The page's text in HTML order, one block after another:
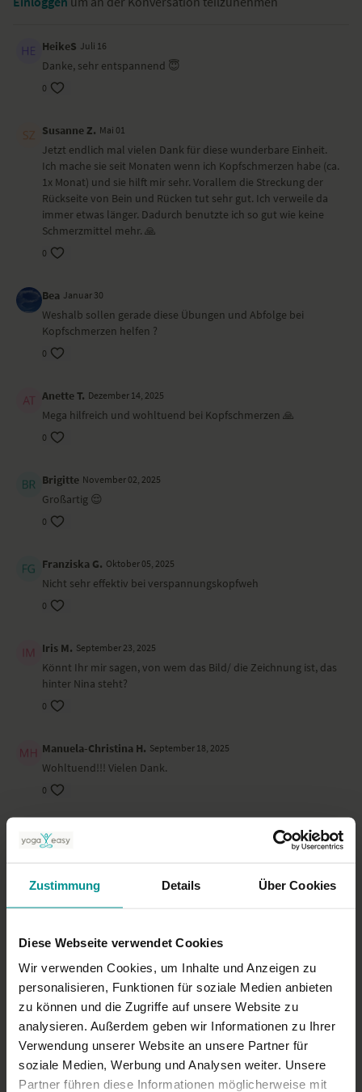
Zustimmung Details Über Cookies
Diese Webseite verwendet Cookies
Wir verwenden Cookies, um Inhalte und Anzeigen zu
personalisieren, Funktionen für soziale Medien anbieten
zu können und die Zugriffe auf unsere Website zu
analysieren. Außerdem geben wir Informationen zu Ihrer
Verwendung unserer Website an unsere Partner für
soziale Medien, Werbung und Analysen weiter. Unsere
Partner führen diese Informationen möglicherweise mit
Katze-Kuh
Paschimottanasana
Schneidersitz mit Vorbeuge – Sukhasana
liegende Drehung
Shavasana
Du kannst akute Kopfschmerzen lindern und auch langfristig
Kopfschmerzen vorbeugen, wenn du diese Praxis häufiger übst.
Ort und Ausstattung
Dieses Video haben wir im Being Space Hamburg gedreht.
HeikeS Juli 16
Danke, sehr entspannend 😇
0
Susanne Z. Mai 01
Jetzt endlich mal vielen Dank für diese wunderbare Einheit.
Ich mache sie seit Monaten wenn ich Kopfschmerzen habe (ca.
1x Monat) und sie hilft mir sehr. Vorallem die Streckung der
Rückseite von Bein und Rücken tut sehr gut. Ich verweile da
immer etwas länger. Dadurch benutzte ich so gut wie keine
Schmerzmittel mehr. 🙏
0
Bea Januar 30
Weshalb sollen gerade diese Übungen und Abfolge bei
Kopfschmerzen helfen ?
0
Anette T. Dezember 14, 2025
Mega hilfreich und wohltuend bei Kopfschmerzen 🙏
0
Brigitte November 02, 2025
Großartig 😌
0
Franziska G. Oktober 05, 2025
Nicht sehr effektiv bei verspannungskopfweh
0
Iris M. September 23, 2025
Könnt Ihr mir sagen, von wem das Bild/ die Zeichnung ist, das
hinter Nina steht?
0
Manuela-Christina H. September 18, 2025
Wohltuend!!! Vielen Dank.
0
Esther B.
Wundervolle Sequenz...Danke!
Danke,… feels much better
Mehr laden
Ähnliche Videos